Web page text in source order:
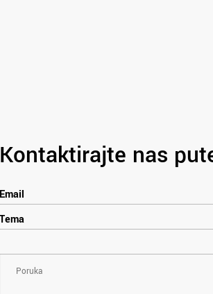
Kontaktirajte nas